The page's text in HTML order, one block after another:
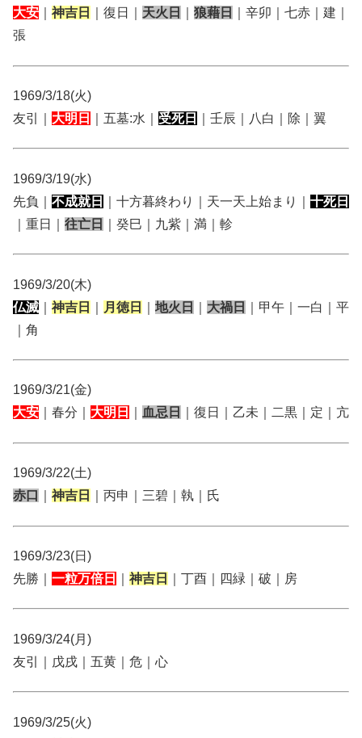
大安 神吉日 ｜復日｜ 天火日 狼藉日
｜辛卯｜七赤｜建｜
張
1969/3/18(火)
友引｜ 大明日 ｜五墓:水｜ 受死日 ｜壬辰｜八白｜除｜翼
1969/3/19(水)
先負｜ 不成就日 ｜十方暮終わり｜天一天上始まり｜ 十死日
｜重日｜ 往亡日 ｜癸巳｜九紫｜満｜軫
1969/3/20(木)
仏滅
神吉日 月徳日 地火日 大禍日
｜甲午｜一白｜平
｜角
1969/3/21(金)
大安 ｜春分｜ 大明日 血忌日 ｜復日｜乙未｜二黒｜定｜亢
1969/3/22(土)
赤口
神吉日 ｜丙申｜三碧｜執｜氏
1969/3/23(日)
先勝｜ 一粒万倍日 神吉日 ｜丁酉｜四緑｜破｜房
1969/3/24(月)
友引｜戊戌｜五黄｜危｜心
1969/3/25(火)